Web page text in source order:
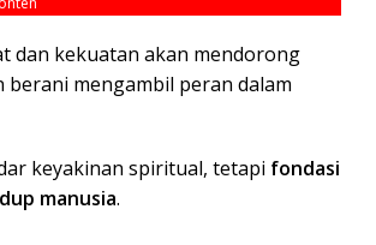
dan kekuatan akan mendorong
mengambil peran dalam
keyakinan spiritual, tetapi fondasi
manusia.